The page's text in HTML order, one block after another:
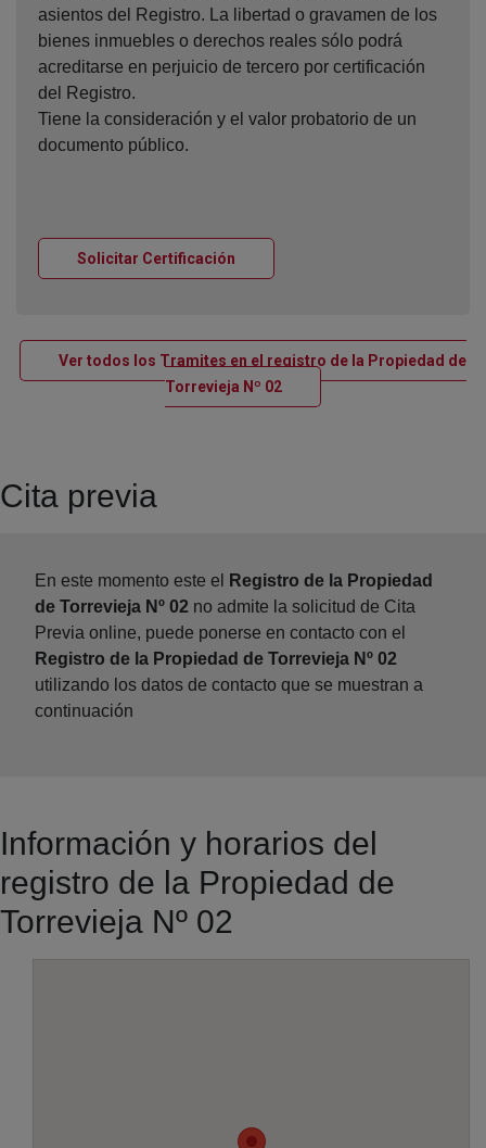
asientos del Registro. La libertad o gravamen de los
bienes inmuebles o derechos reales sólo podrá
acreditarse en perjuicio de tercero por certificación
del Registro.
Tiene la consideración y el valor probatorio de un
documento público.
Solicitar Certificación
Ver todos los Tramites en el registro de la Propiedad de
Torrevieja Nº 02 Ventana nueva
Cita previa
En este momento este el
Registro de la Propiedad
de Torrevieja Nº 02 no admite la solicitud de Cita
Previa online, puede ponerse en contacto con el
Registro de la Propiedad de Torrevieja Nº 02
utilizando los datos de contacto que se muestran a
continuación
Información y horarios del
registro de la Propiedad de
Torrevieja Nº 02